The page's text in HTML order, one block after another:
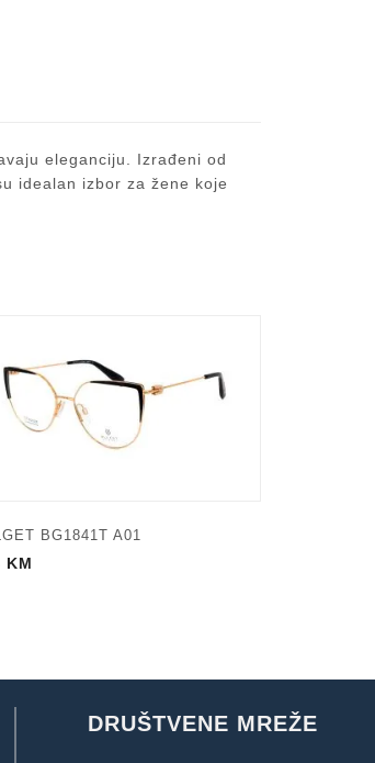
eleganciju. Izrađeni od
idealan izbor za žene koje
BG1841T A01
KM
DRUŠTVENE MREŽE